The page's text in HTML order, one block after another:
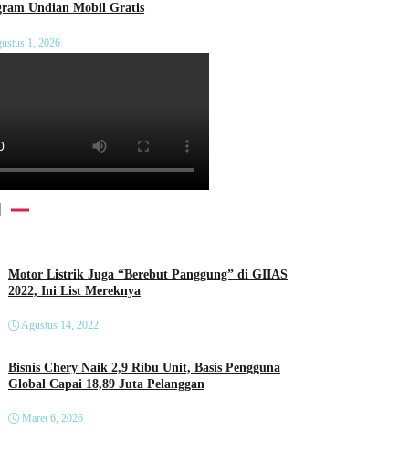
Undian Mobil Gratis
1, 2026
Motor Listrik Juga “Berebut Panggung” di GIIAS
2022, Ini List Mereknya
Agustus 14, 2022
Bisnis Chery Naik 2,9 Ribu Unit, Basis Pengguna
Global Capai 18,89 Juta Pelanggan
Maret 6, 2026